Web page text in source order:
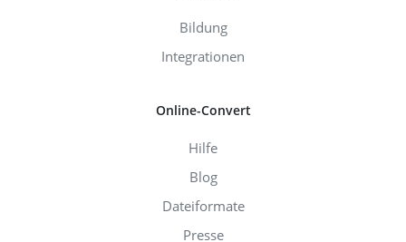
Bildung
Integrationen
Online-Convert
Hilfe
Blog
Dateiformate
Presse